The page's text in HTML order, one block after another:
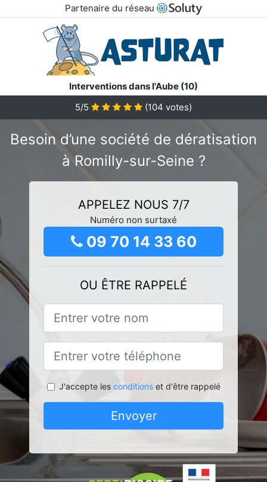
Partenaire du réseau
Interventions dans l'Aube (10)
5/5
(104 votes)
Besoin d’une société de dératisation
à Romilly-sur-Seine ?
APPELEZ NOUS 7/7
Numéro non surtaxé
09 70 14 33 60
OU ÊTRE RAPPELÉ
J'accepte les conditionset d'être rappelé
Envoyer